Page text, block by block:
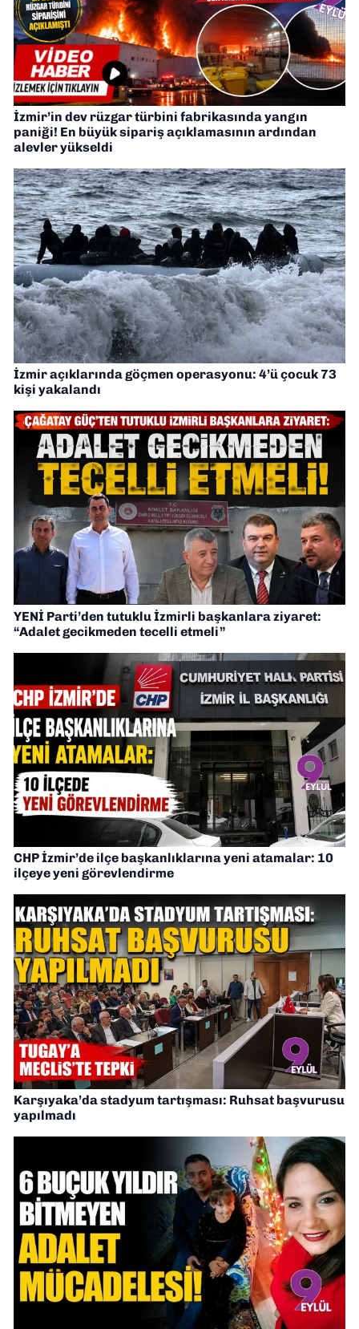
İzmir’in dev rüzgar türbini fabrikasında yangın
paniği! En büyük sipariş açıklamasının ardından
alevler yükseldi
İzmir açıklarında göçmen operasyonu: 4’ü çocuk 73
kişi yakalandı
YENİ Parti’den tutuklu İzmirli başkanlara ziyaret:
“Adalet gecikmeden tecelli etmeli”
CHP İzmir’de ilçe başkanlıklarına yeni atamalar: 10
ilçeye yeni görevlendirme
Karşıyaka’da stadyum tartışması: Ruhsat başvurusu
yapılmadı